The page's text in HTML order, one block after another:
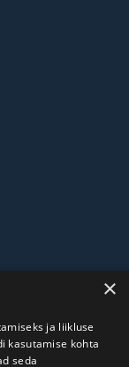
×
ja liikluse
kasutamise kohta
seda